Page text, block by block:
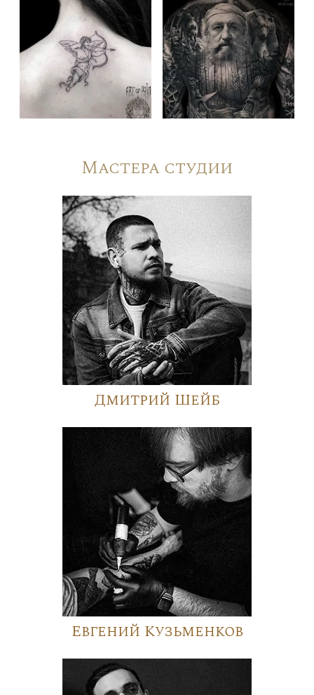
Мастера студии
Дмитрий Шейб
Евгений Кузьменков